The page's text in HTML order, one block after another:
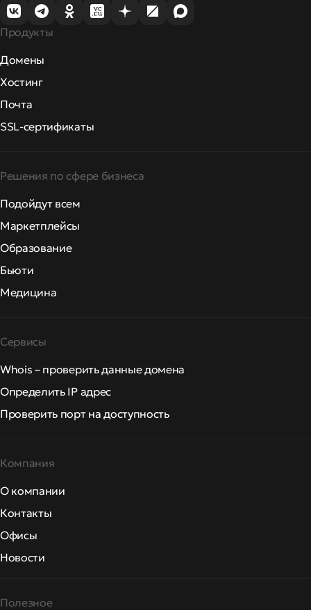
Продукты
Домены
Хостинг
Почта
SSL-сертификаты
Решения по сфере бизнеса
Подойдут всем
Маркетплейсы
Образование
Бьюти
Медицина
Сервисы
Whois – проверить данные домена
Определить IP адрес
Проверить порт на доступность
Компания
О компании
Контакты
Офисы
Новости
Полезное